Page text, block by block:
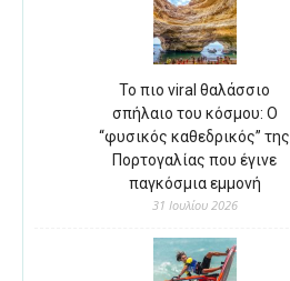
Το πιο viral θαλάσσιο
σπήλαιο του κόσμου: Ο
“φυσικός καθεδρικός” της
Πορτογαλίας που έγινε
παγκόσμια εμμονή
31 Ιουλίου 2026